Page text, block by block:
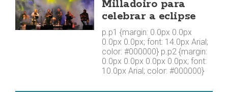
Milladoiro para
celebrar a eclipse
p.p1 {margin: 0.0px 0.0px
0.0px 0.0px; font: 14.0px Arial;
color: #000000} p.p2 {margin:
0.0px 0.0px 0.0px 0.0px; font:
10.0px Arial; color: #000000}